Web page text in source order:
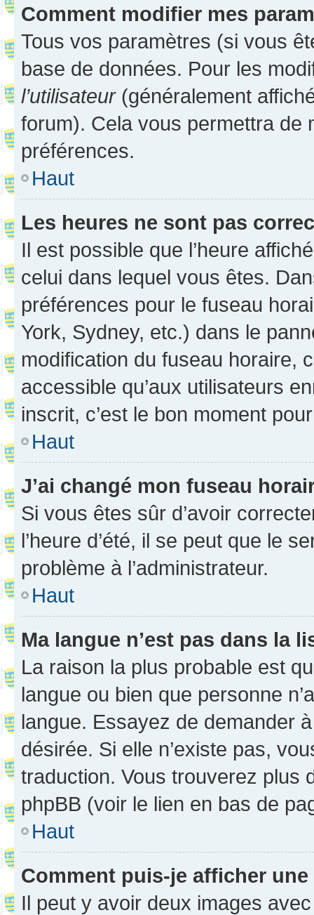
Comment modifier mes
Tous vos paramètres (si vous
base de données. Pour les
l’utilisateur(généralement
forum). Cela vous permettra de
préférences.
Haut
Les heures ne sont pas
Il est possible que l’heure
celui dans lequel vous êtes.
préférences pour le fuseau
York, Sydney, etc.) dans le
modification du fuseau horaire,
accessible qu’aux utilisateurs
inscrit, c’est le bon moment
Haut
J’ai changé mon fuseau
Si vous êtes sûr d’avoir
l’heure d’été, il se peut que le
problème à l’administrateur.
Haut
Ma langue n’est pas dans la
La raison la plus probable est
langue ou bien que personne
langue. Essayez de demander
désirée. Si elle n’existe pas,
traduction. Vous trouverez plus
phpBB (voir le lien en bas de
Haut
Comment puis-je afficher
Il peut y avoir deux images